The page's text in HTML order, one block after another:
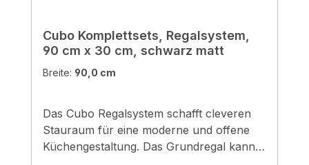
Cubo Komplettsets, Regalsystem,
90 cm x 30 cm, schwarz matt
Breite: 90,0 cm
Das Cubo Regalsystem schafft cleveren
Stauraum für eine moderne und offene
Küchengestaltung. Das Grundregal kann